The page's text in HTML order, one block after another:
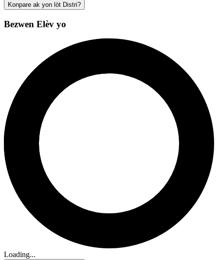
Konpare ak yon lòt Distri?
Bezwen Elèv yo
Loading...